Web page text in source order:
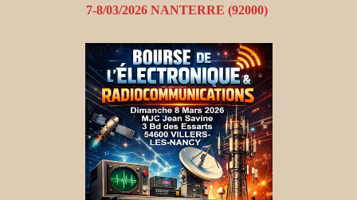
7-8/03/2026 NANTERRE (92000)